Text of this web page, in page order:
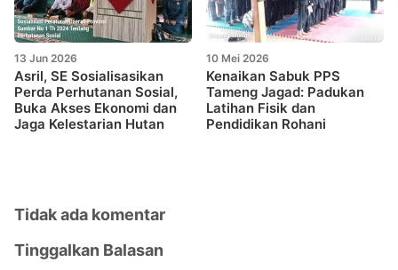
13 Jun 2026
Asril, SE Sosialisasikan
Perda Perhutanan Sosial,
Buka Akses Ekonomi dan
Jaga Kelestarian Hutan
10 Mei 2026
Kenaikan Sabuk PPS
Tameng Jagad: Padukan
Latihan Fisik dan
Pendidikan Rohani
Tidak ada komentar
Tinggalkan Balasan